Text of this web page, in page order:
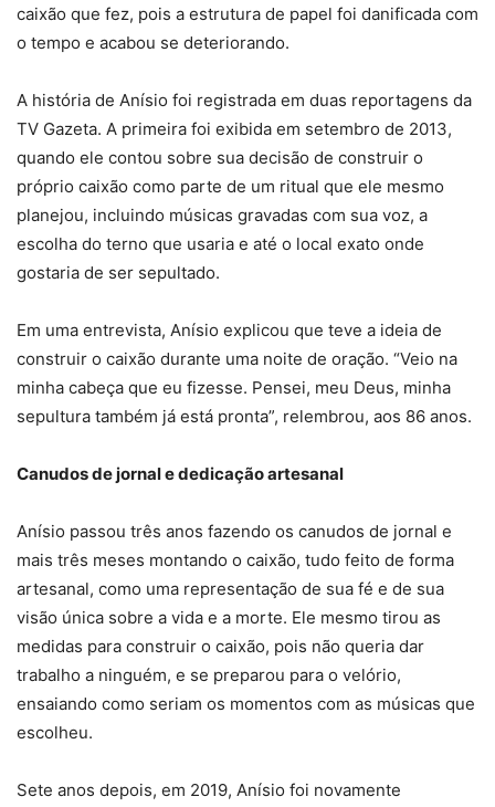
caixão que fez, pois a estrutura de papel foi danificada com
o tempo e acabou se deteriorando.
A história de Anísio foi registrada em duas reportagens da
TV Gazeta. A primeira foi exibida em setembro de 2013,
quando ele contou sobre sua decisão de construir o
próprio caixão como parte de um ritual que ele mesmo
planejou, incluindo músicas gravadas com sua voz, a
escolha do terno que usaria e até o local exato onde
gostaria de ser sepultado.
Em uma entrevista, Anísio explicou que teve a ideia de
construir o caixão durante uma noite de oração. “Veio na
minha cabeça que eu fizesse. Pensei, meu Deus, minha
sepultura também já está pronta”, relembrou, aos 86 anos.
Canudos de jornal e dedicação artesanal
Anísio passou três anos fazendo os canudos de jornal e
mais três meses montando o caixão, tudo feito de forma
artesanal, como uma representação de sua fé e de sua
visão única sobre a vida e a morte. Ele mesmo tirou as
medidas para construir o caixão, pois não queria dar
trabalho a ninguém, e se preparou para o velório,
ensaiando como seriam os momentos com as músicas que
escolheu.
Sete anos depois, em 2019, Anísio foi novamente